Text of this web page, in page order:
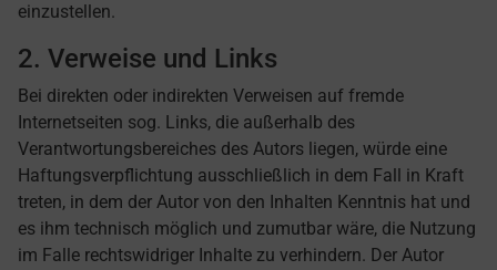
einzustellen.
2. Verweise und Links
Bei direkten oder indirekten Verweisen auf fremde
Internetseiten sog. Links, die außerhalb des
Verantwortungsbereiches des Autors liegen, würde eine
Haftungsverpflichtung ausschließlich in dem Fall in Kraft
treten, in dem der Autor von den Inhalten Kenntnis hat und
es ihm technisch möglich und zumutbar wäre, die Nutzung
im Falle rechtswidriger Inhalte zu verhindern. Der Autor